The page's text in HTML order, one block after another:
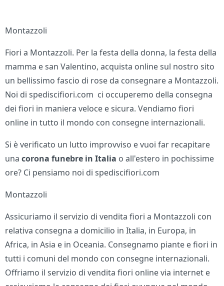
Montazzoli
Fiori a Montazzoli. Per la festa della donna, la festa della
mamma e san Valentino, acquista online sul nostro sito
un bellissimo fascio di rose da consegnare a Montazzoli.
Noi di spediscifiori.com ci occuperemo della consegna
dei fiori in maniera veloce e sicura. Vendiamo fiori
online in tutto il mondo con consegne internazionali.
Si è verificato un lutto improvviso e vuoi far recapitare
unacorona funebre in Italia o all'estero in pochissime
ore? Ci pensiamo noi di spediscifiori.com
Montazzoli
Assicuriamo il servizio di vendita fiori a Montazzoli con
relativa consegna a domicilio in Italia, in Europa, in
Africa, in Asia e in Oceania. Consegnamo piante e fiori in
tutti i comuni del mondo con consegne internazionali.
Offriamo il servizio di vendita fiori online via internet e